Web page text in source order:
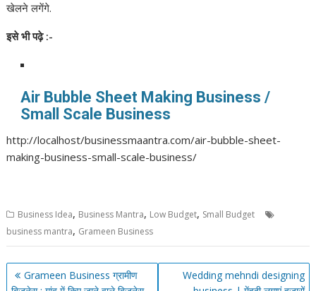
खेलने लगेंगे.
इसे भी पढ़े:-
Air Bubble Sheet Making Business /
Small Scale Business
http://localhost/businessmaantra.com/air-bubble-sheet-
making-business-small-scale-business/
Business Idea, Business Mantra, Low Budget, Small Budget
business mantra, Grameen Business
Post
Grameen Business ग्रामीण
Wedding mehndi designing